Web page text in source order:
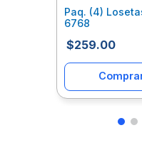
Paq. (4)
6768
$259.00